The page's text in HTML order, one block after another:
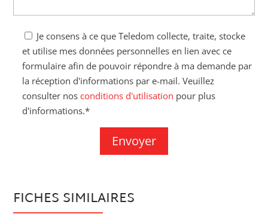
Je consens à ce que Teledom collecte, traite, stocke
et utilise mes données personnelles en lien avec ce
formulaire afin de pouvoir répondre à ma demande par
la réception d'informations par e-mail. Veuillez
consulter nosconditions d'utilisation pour plus
d'informations.*
FICHES SIMILAIRES